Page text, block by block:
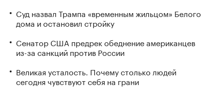
Суд назвал Трампа «временным жильцом» Белого
дома и остановил стройку
Сенатор США предрек обеднение американцев
из-за санкций против России
Великая усталость. Почему столько людей
сегодня чувствуют себя на грани